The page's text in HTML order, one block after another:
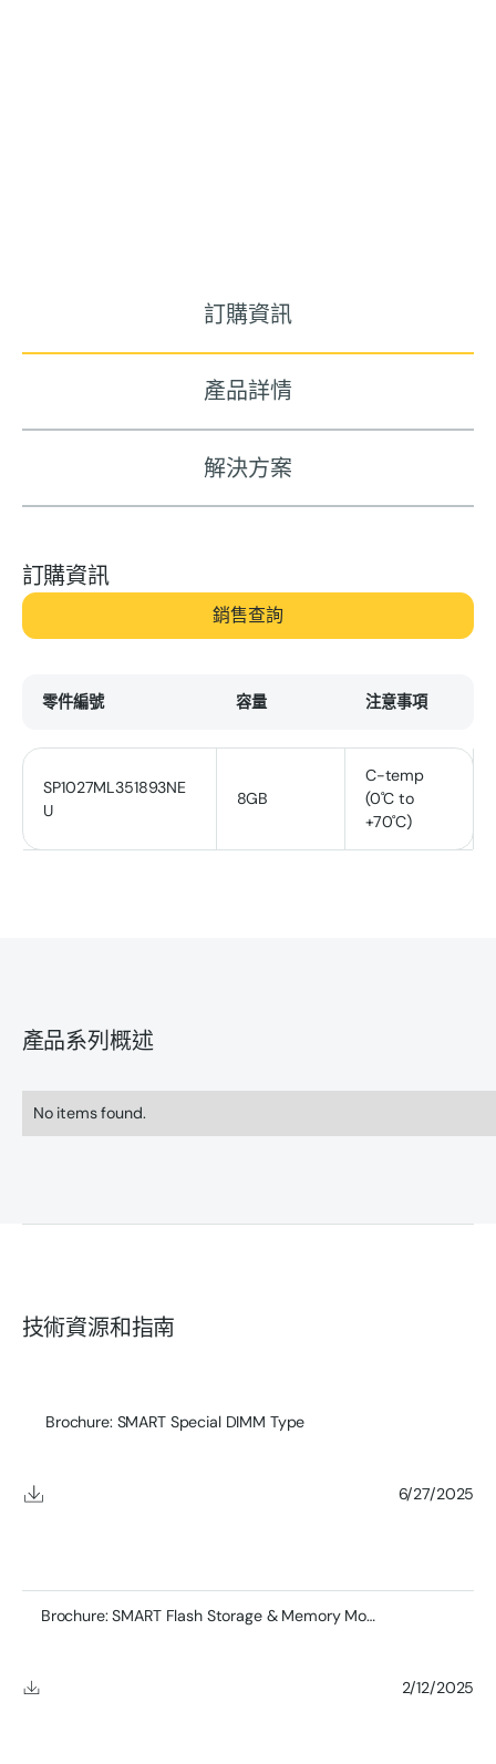
訂購資訊
產品詳情
解決方案
訂購資訊
銷售查詢
零件編號 容量 注意事項
SP1027ML351893NE
U
8GB
C-temp
(0˚C to
+70˚C)
產品系列概述
No items found.
技術資源和指南
Brochure: SMART Special DIMM Type
6/27/2025
Brochure: SMART Flash Storage & Memory Module Product
2/12/2025